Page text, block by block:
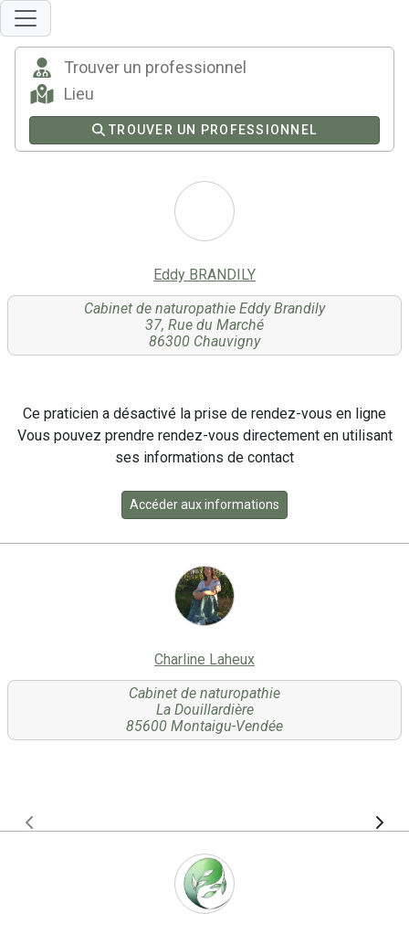
TROUVER UN PROFESSIONNEL
Eddy BRANDILY
Cabinet de naturopathie Eddy Brandily
37, Rue du Marché
86300 Chauvigny
Ce praticien a désactivé la prise de rendez-vous en ligne
Vous pouvez prendre rendez-vous directement en utilisant
ses informations de contact
Accéder aux informations
Charline Laheux
Cabinet de naturopathie
La Douillardière
85600 Montaigu-Vendée